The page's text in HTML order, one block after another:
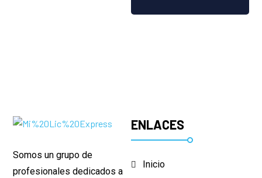
Somos un grupo de
profesionales dedicados a
ENLACES
Inicio